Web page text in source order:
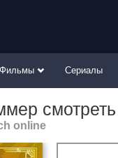
Фильмы Сериалы
online